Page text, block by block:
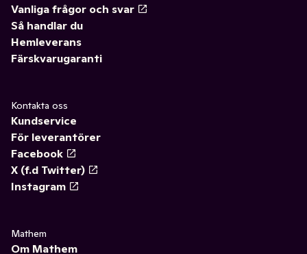
Vanliga frågor och svar
Så handlar du
Hemleverans
Färskvarugaranti
Kontakta oss
Kundservice
För leverantörer
Facebook
X (f.d Twitter)
Instagram
Mathem
Om Mathem